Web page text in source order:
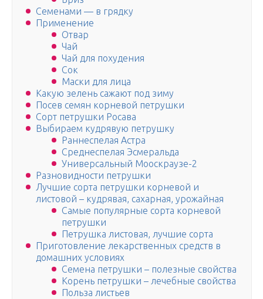
Семенами — в грядку
Применение
Отвар
Чай
Чай для похудения
Сок
Маски для лица
Какую зелень сажают под зиму
Посев семян корневой петрушки
Сорт петрушки Росава
Выбираем кудрявую петрушку
Раннеспелая Астра
Среднеспелая Эсмеральда
Универсальный Мооскраузе-2
Разновидности петрушки
Лучшие сорта петрушки корневой и
листовой – кудрявая, сахарная, урожайная
Самые популярные сорта корневой
петрушки
Петрушка листовая, лучшие сорта
Приготовление лекарственных средств в
домашних условиях
Семена петрушки – полезные свойства
Корень петрушки – лечебные свойства
Польза листьев